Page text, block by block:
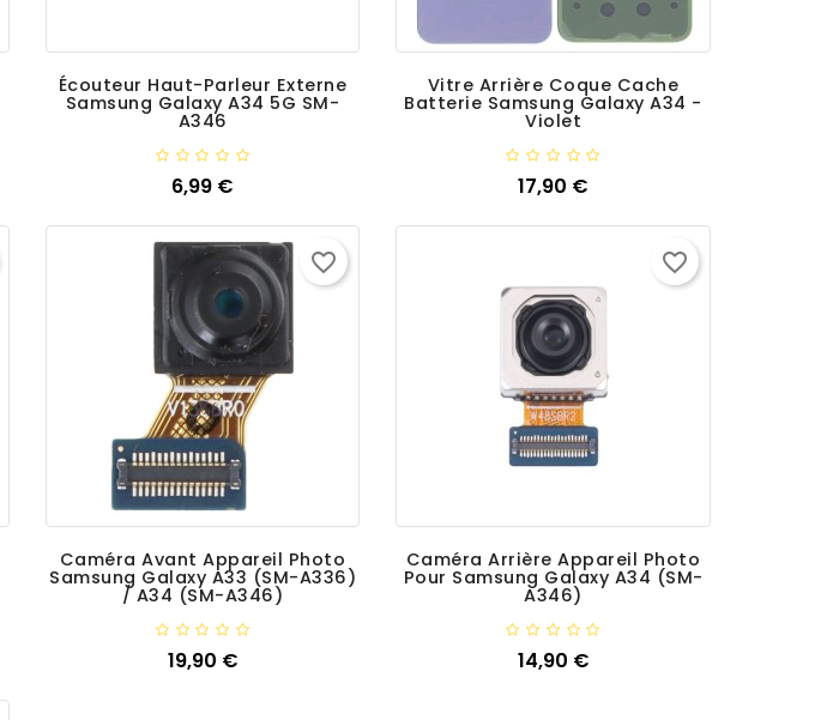
Écouteur Haut-Parleur Externe
Samsung Galaxy A34 5G SM-
A346
6,99 €
Ajouter
Vitre Arrière Coque Cache
Batterie Samsung Galaxy A34 -
Violet
17,90 €
Ajouter
Caméra Avant Appareil Photo
Samsung Galaxy A33 (SM-A336)
/ A34 (SM-A346)
19,90 €Prix
Ajouter
favorite_border
Caméra Arrière Appareil Photo
Pour Samsung Galaxy A34 (SM-
A346)
14,90 €Prix
Ajouter
favorite_border